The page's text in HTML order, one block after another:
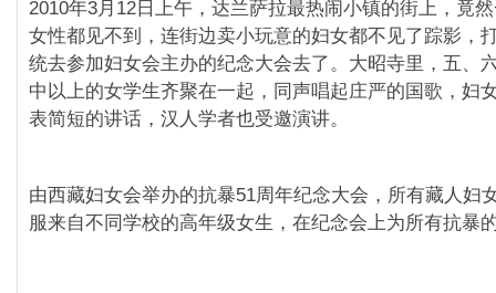
2010年3月12日上午，达兰萨拉最热闹小镇的街上，竟
女性都见不到，连街边卖小玩意的妇女都不见了踪影，
统去参加妇女会主办的纪念大会去了。大昭寺里，五、
中以上的女学生齐聚在一起，同声唱起庄严的国歌，妇
表简短的讲话，汉人学者也受邀演讲。
由西藏妇女会举办的抗暴51周年纪念大会，所有藏人妇
服来自不同学校的高年级女生，在纪念会上为所有抗暴